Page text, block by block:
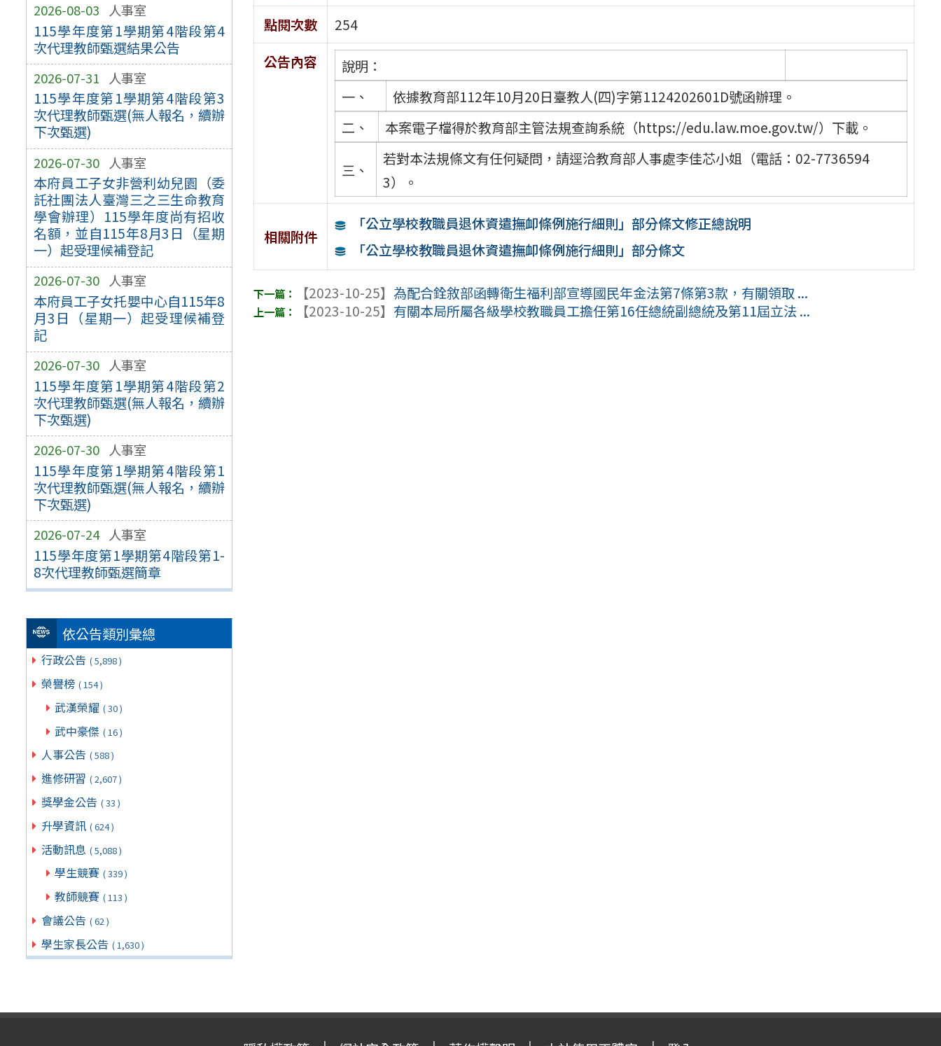
2026-08-03 人事室
115學年度第1學期第4階段第4
次代理教師甄選結果公告
2026-07-31 人事室
115學年度第1學期第4階段第3
次代理教師甄選(無人報名，續辦
下次甄選)
2026-07-30 人事室
本府員工子女非營利幼兒園（委
託社團法人臺灣三之三生命教育
學會辦理）115學年度尚有招收
名額，並自115年8月3日（星期
一）起受理候補登記
2026-07-30 人事室
本府員工子女托嬰中心自115年8
月3日（星期一）起受理候補登
記
2026-07-30 人事室
115學年度第1學期第4階段第2
次代理教師甄選(無人報名，續辦
下次甄選)
2026-07-30 人事室
115學年度第1學期第4階段第1
次代理教師甄選(無人報名，續辦
下次甄選)
2026-07-24 人事室
115學年度第1學期第4階段第1-
8次代理教師甄選簡章
依公告類別彙總
行政公告 ( 5,898 )
榮譽榜 ( 154 )
武漢榮耀 ( 30 )
武中豪傑 ( 16 )
人事公告 ( 588 )
進修研習 ( 2,607 )
獎學金公告 ( 33 )
升學資訊 ( 624 )
活動訊息 ( 5,088 )
學生競賽 ( 339 )
教師競賽 ( 113 )
會議公告 ( 62 )
學生家長公告 ( 1,630 )
點閱次數
254
公告內容
說明：
一、
依據教育部112年10月20日臺教人(四)字第1124202601D號函辦理。
二、
本案電子檔得於教育部主管法規查詢系統（https://edu.law.moe.gov.tw/）下載。
三、
若對本法規條文有任何疑問，請逕洽教育部人事處李佳芯小姐（電話：02-7736594
3）。
相關附件
「公立學校教職員退休資遣撫卹條例施行細則」部分條文修正總說明
「公立學校教職員退休資遣撫卹條例施行細則」部分條文
【2023-10-25】為配合銓敘部函轉衛生福利部宣導國民年金法第7條第3款，有關領取 ...
【2023-10-25】 有關本局所屬各級學校教職員工擔任第16任總統副總統及第11屆立法 ...